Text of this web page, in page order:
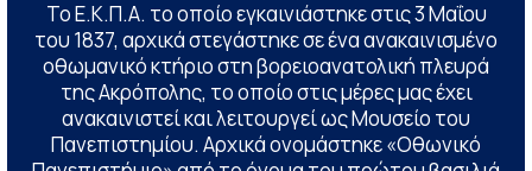
Το Ε.Κ.Π.Α. το οποίο εγκαινιάστηκε στις 3 Μαΐου
του 1837, αρχικά στεγάστηκε σε ένα ανακαινισμένο
οθωμανικό κτήριο στη βορειοανατολική πλευρά
της Ακρόπολης, το οποίο στις μέρες μας έχει
ανακαινιστεί και λειτουργεί ως Μουσείο του
Πανεπιστημίου. Αρχικά ονομάστηκε «Οθωνικό